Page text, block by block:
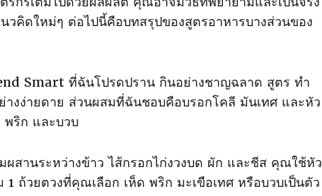
คิดใหม่ๆ ต่อไปนี้คือบทสรุปของสูตรอาหารบางส่วนของ
Smart ที่ฉันโปรดปราน กินอย่างชาญฉลาด สูตร ทํา
งง่ายดาย ส่วนผสมที่ฉันชอบคือบรอกโคลี มันเทศ และหัว
ริก และบวบ
ผสานระหว่างข้าว ไส้กรอกไก่งวงบด ผัก และชีส คุณใช้หัว
ถ้วยตวงที่คุณเลือก เห็ด พริก มะเขือเทศ หรือบวบเป็นตัว